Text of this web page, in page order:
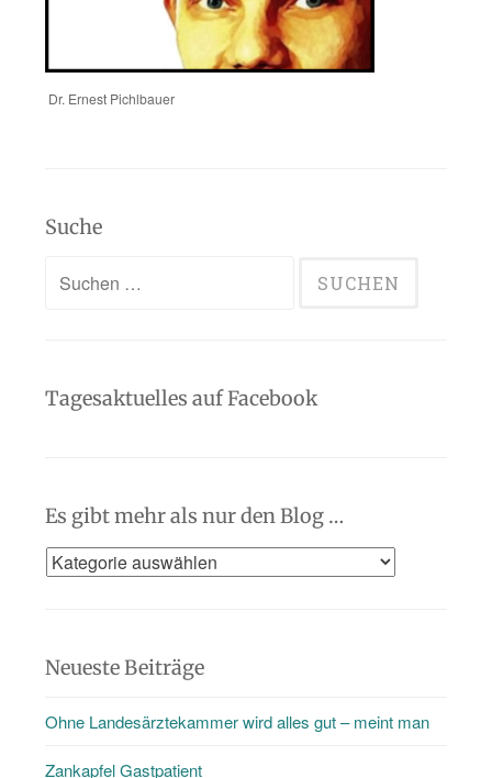
Dr. Ernest Pichlbauer
Suche
Suchen
Tagesaktuelles auf Facebook
Es gibt mehr als nur den Blog …
Es
als
den
Blog
Neueste Beiträge
Ohne Landesärztekammer wird alles gut – meint man
Zankapfel Gastpatient